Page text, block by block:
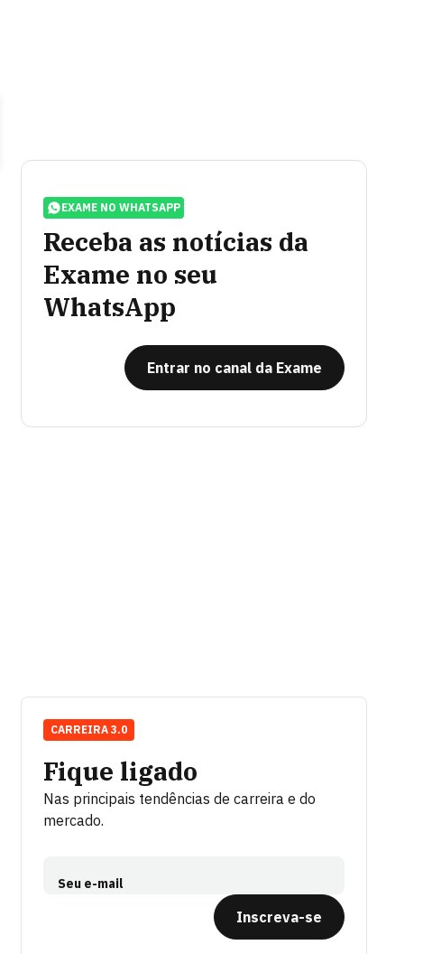
EXAME NO WHATSAPP
Receba as notícias da
Exame no seu
WhatsApp
Entrar no canal da Exame
Fique ligado
Nas principais tendências de carreira e do
mercado.
Seu e-mail
Inscreva-se
CARREIRA 3.0